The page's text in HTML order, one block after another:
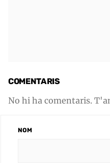
COMENTARIS
No hi ha comentaris.
NOM